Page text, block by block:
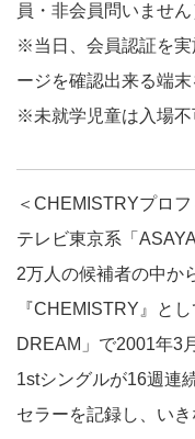
員・非会員問いません
※当日、会員認証を
ージを確認出来る端末
※未就学児童は入場不
＜CHEMISTRYプロフ
テレビ東京系「
2万人の候補者の中か
『CHEMISTRY』と
DREAM」で2001年3
1stシングルが16週連
セラーを記録し、い